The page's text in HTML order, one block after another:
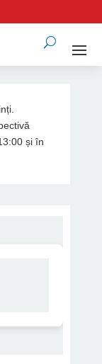
și în